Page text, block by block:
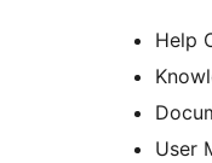
Help
User